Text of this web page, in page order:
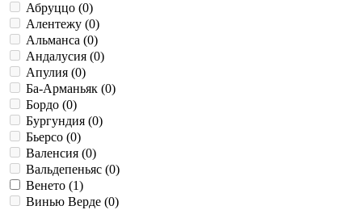
Абруццо (0)
Алентежу (0)
Альманса (0)
Андалусия (0)
Апулия (0)
Ба-Арманьяк (0)
Бордо (0)
Бургундия (0)
Бьерсо (0)
Валенсия (0)
Вальдепеньяс (0)
Венето (1)
Винью Верде (0)